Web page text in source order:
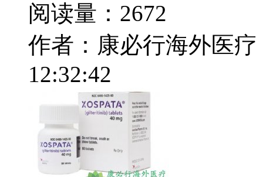
阅读量：2672
作者：康必行海外医疗
12:32:42